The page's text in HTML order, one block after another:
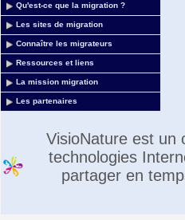
Qu'est-ce que la migration ?
Les sites de migration
Connaître les migrateurs
Ressources et liens
La mission migration
Les partenaires
VisioNature est un
technologies
partager en